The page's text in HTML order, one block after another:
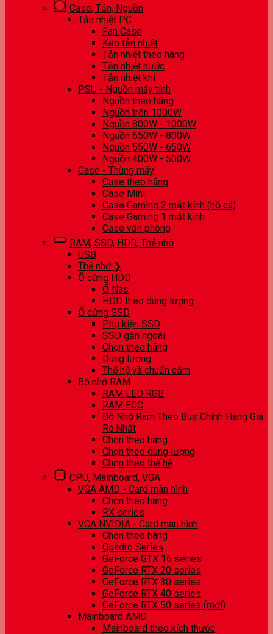
Case, Tản, Nguồn
Tản nhiệt PC
Fan Case
Keo tản nhiệt
Tản nhiệt theo hãng
Tản nhiệt nước
Tản nhiệt khí
PSU - Nguồn máy tính
Nguồn theo hãng
Nguồn trên 1000W
Nguồn 800W - 1000W
Nguồn 650W - 800W
Nguồn 550W - 650W
Nguồn 400W - 500W
Case - Thùng máy
Case theo hãng
Case Mini
Case Gaming 2 mặt kính (hồ cá)
Case Gaming 1 mặt kính
Case văn phòng
RAM, SSD, HDD, Thẻ nhớ
USB
Thẻ nhớ ❯
Ổ cứng HDD
Ổ Nas
HDD theo dung lượng
Ổ cứng SSD
Phụ kiện SSD
SSD gắn ngoài
Chọn theo hãng
Dung lượng
Thế hệ và chuẩn cắm
Bộ nhớ RAM
RAM LED RGB
RAM ECC
Bộ Nhớ Ram Theo Bus Chính Hãng Giá
Rẻ Nhất
Chọn theo hãng
Chọn theo dung lượng
Chọn theo thế hệ
CPU, Mainboard, VGA
VGA AMD - Card màn hình
Chọn theo hãng
RX series
VGA NVIDIA - Card màn hình
Chọn theo hãng
Quadro Series
GeForce GTX 16 series
GeForce RTX 20 series
GeForce RTX 30 series
GeForce RTX 40 series
GeForce RTX 50 series (mới)
Mainboard AMD
Mainboard theo kích thước